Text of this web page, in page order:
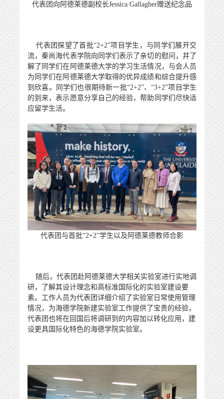
代表团向阿德莱德副校长Jessica Gallagher赠送纪念品
代表团探望了首批“2+2”项目学生，与同学们展开交
流，秦尚海代表学院向同学们表示了亲切的慰问，并了
解了同学们在阿德莱德大学的学习生活情况，与会人员
为同学们在阿德莱德大学取得的优异成绩和综合提升感
到欣喜。同学们也很期待新一批“2+2”、“3+2”项目学生
的到来，表示愿意分享自己的经验，帮助同学们尽快适
应留学生活。
代表团与首批“2+2”学生以及阿德莱德教师合影
随后，代表团赴阿德莱德大学相关实验室进行实地调
研，了解其设计理念和高标准国际化的实验室建设要
素。工作人员为代表团详细介绍了实验室日常使用管理
情况，为海德学院新建实验室工作提供了宝贵的经验，
代表团也将在回国后将调研到的内容加以转化应用，建
设更具国际化特色的海德学院实验室。